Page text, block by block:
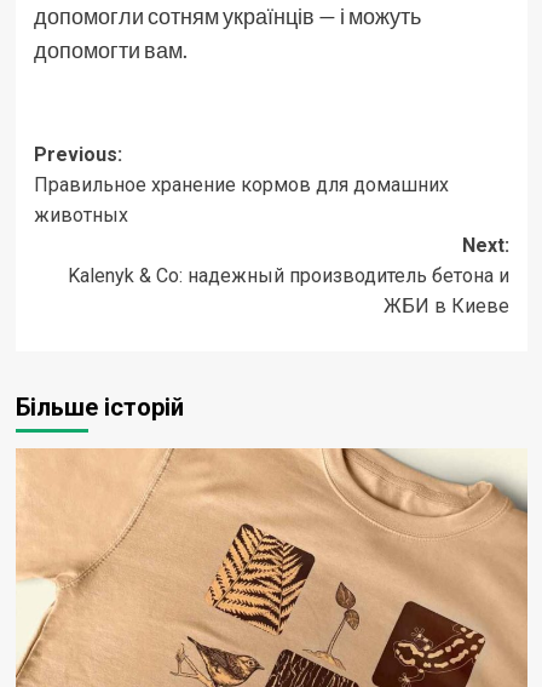
допомогли сотням українців — і можуть
допомогти вам.
Post
navigation
Previous:
Правильное хранение кормов для домашних
животных
Next:
Kalenyk & Co: надежный производитель бетона и
ЖБИ в Киеве
Більше історій